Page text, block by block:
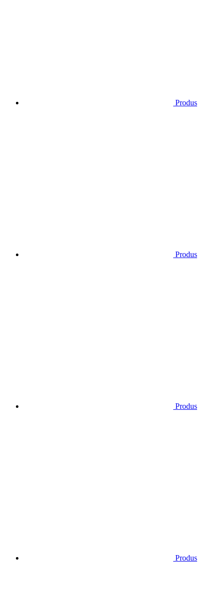
Produs
Produs
Produs
Produs